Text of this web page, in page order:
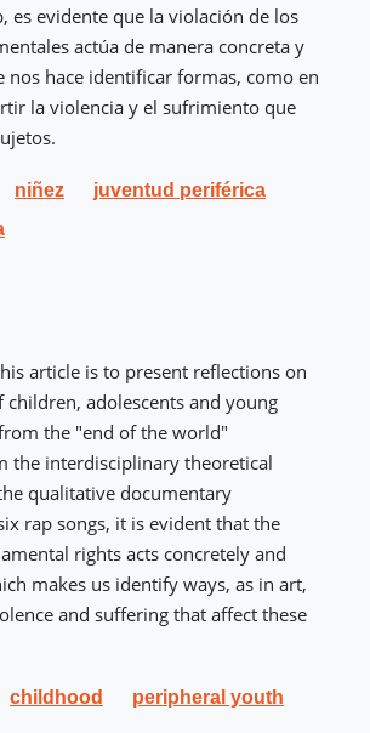
es evidente que la violación de los
actúa de manera concreta y
nos hace identificar formas, como en
la violencia y el sufrimiento que
niñez
juventud periférica
article is to present reflections on
adolescents and young
the "end of the world"
the interdisciplinary theoretical
qualitative documentary
rap songs, it is evident that the
rights acts concretely and
makes us identify ways, as in art,
and suffering that affect these
childhood
peripheral youth